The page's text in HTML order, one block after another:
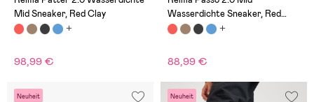
Mid Sneaker, Red Clay
98,99 €
Wasserdichte Sneaker, Red
Clay
88,99 €
Neuheit Neuheit